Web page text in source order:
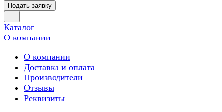
Подать заявку
Каталог
О компании
О компании
Доставка и оплата
Производители
Отзывы
Реквизиты